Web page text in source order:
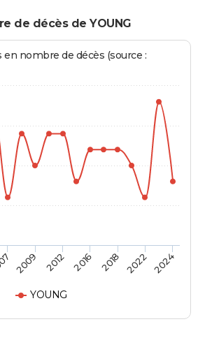
de décès de YOUNG
nombre de décès (source :
YOUNG
2009 2012 2016 2018 2022 2024